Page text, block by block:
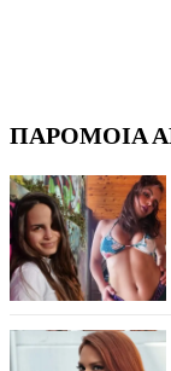
ΠΑΡΟΜΟΙΑ